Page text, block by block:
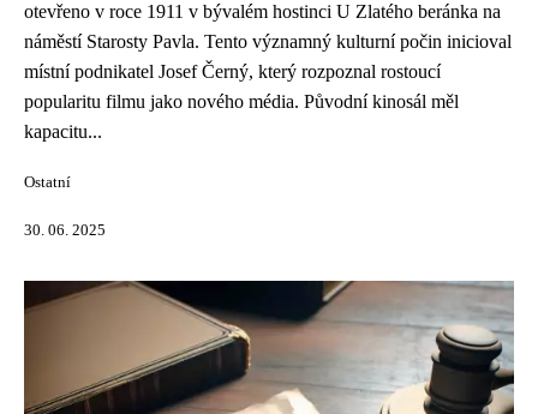
otevřeno v roce 1911 v bývalém hostinci U Zlatého beránka na
náměstí Starosty Pavla. Tento významný kulturní počin inicioval
místní podnikatel Josef Černý, který rozpoznal rostoucí
popularitu filmu jako nového média. Původní kinosál měl
kapacitu...
Ostatní
30. 06. 2025